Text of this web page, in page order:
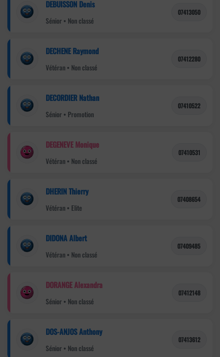
DEBUISSON Denis
Sénior • Non classé
07413050
DECHENE Raymond
Vétéran • Non classé
07412280
DECORDIER Nathan
Sénior • Promotion
07410522
DEGENEVE Monique
Vétéran • Non classé
07410531
DHERIN Thierry
Vétéran • Elite
07408654
DIDONA Albert
Vétéran • Non classé
07409485
DORANGE Alexandra
Sénior • Non classé
07412148
DOS-ANJOS Anthony
Sénior • Non classé
07413612